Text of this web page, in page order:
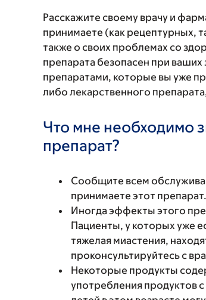
Расскажите своему врачу и
принимаете (как рецептурных,
также о своих проблемах со
препарата безопасен при
препаратами, которые вы уже
либо лекарственного
Что мне необходимо
препарат?
Сообщите всем
принимаете этот
Иногда эффекты этого
Пациенты, у которых уже
тяжелая миастения,
проконсультируйтесь с
Некоторые продукты
употребления продуктов